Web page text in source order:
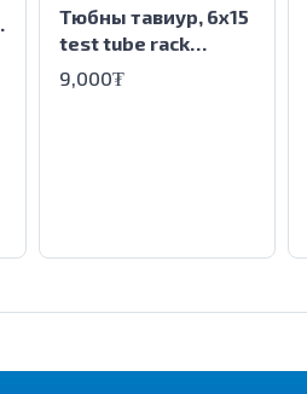
Тюбны тавиур, 6х15
test tube rack
plastic 6x15
9,000₮